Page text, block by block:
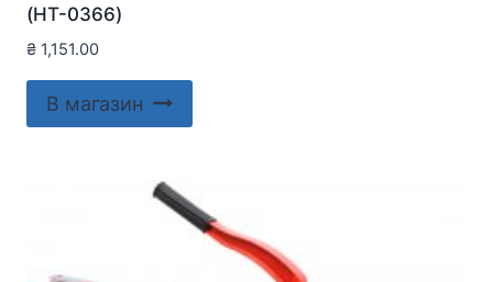
(HT-0366)
₴ 1,151.00
В магазин